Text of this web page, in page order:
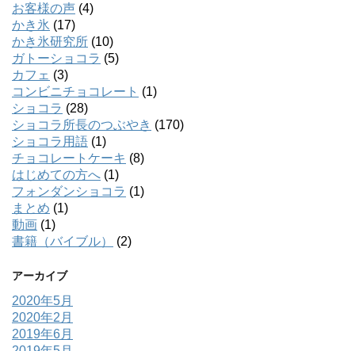
お客様の声 (4)
かき氷 (17)
かき氷研究所 (10)
ガトーショコラ (5)
カフェ (3)
コンビニチョコレート (1)
ショコラ (28)
ショコラ所長のつぶやき (170)
ショコラ用語 (1)
チョコレートケーキ (8)
はじめての方へ (1)
フォンダンショコラ (1)
まとめ (1)
動画 (1)
書籍（バイブル）
(2)
アーカイブ
2020年5月
2020年2月
2019年6月